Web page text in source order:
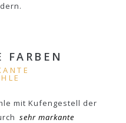
FARBEN
mit Kufengestell der
sehr markante